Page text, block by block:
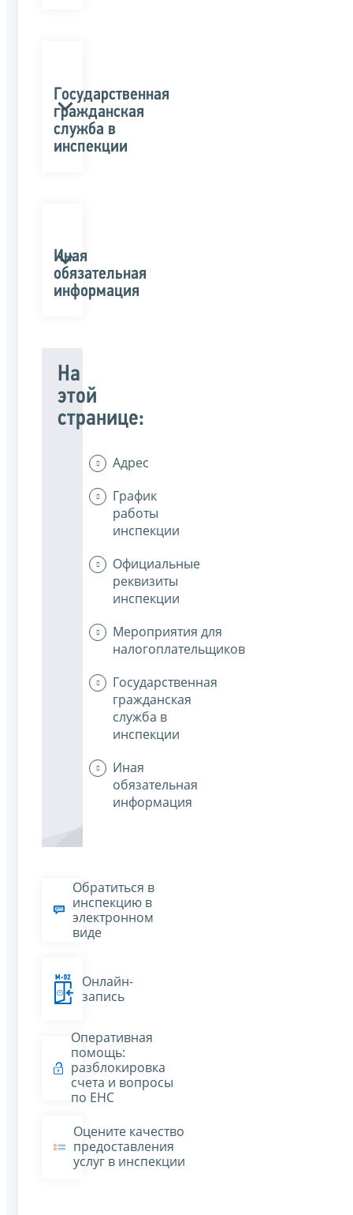
Государственная
гражданская
служба в
инспекции
Иная
обязательная
информация
На
этой
странице:
Адрес
График
работы
инспекции
Официальные
реквизиты
инспекции
Мероприятия для
налогоплательщиков
Государственная
гражданская
служба в
инспекции
Иная
обязательная
информация
Обратиться в
инспекцию в
электронном
виде
Онлайн-
запись
Оперативная
помощь:
разблокировка
счета и вопросы
по ЕНС
Оцените качество
предоставления
услуг в инспекции